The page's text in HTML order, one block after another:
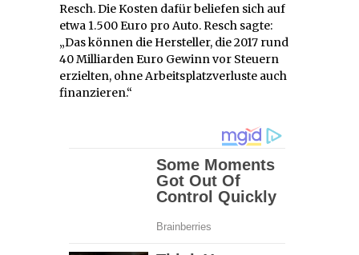
Resch. Die Kosten dafür beliefen sich auf
etwa 1.500 Euro pro Auto. Resch sagte:
„Das können die Hersteller, die 2017 rund
40 Milliarden Euro Gewinn vor Steuern
erzielten, ohne Arbeitsplatzverluste auch
finanzieren.“